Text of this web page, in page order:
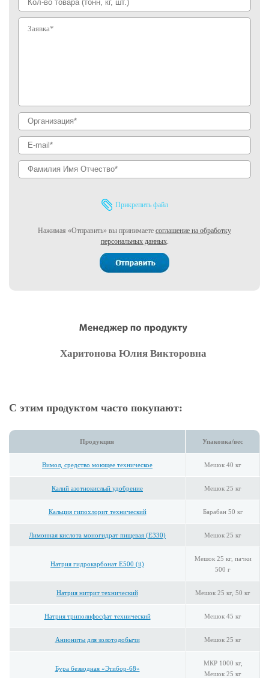
Прикрепить файл
Нажимая «Отправить» вы принимаете соглашение на обработку
персональных данных.
Харитонова Юлия Викторовна
С этим продуктом часто покупают:
Продукция Упаковка/вес
Вимол, средство моющее техническое Мешок 40 кг
Калий азотнокислый удобрение Мешок 25 кг
Кальция гипохлорит технический Барабан 50 кг
Лимонная кислота моногидрат пищевая (E330) Мешок 25 кг
Натрия гидрокарбонат E500 (ii)
Мешок 25 кг, пачки
500 г
Натрия нитрит технический Мешок 25 кг, 50 кг
Натрия триполифосфат технический Мешок 45 кг
Аниониты для золотодобычи Мешок 25 кг
Бура безводная «Этибор-68»
МКР 1000 кг,
Мешок 25 кг